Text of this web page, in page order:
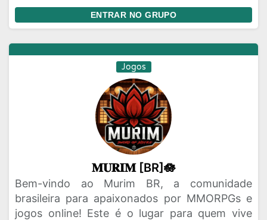
ENTRAR NO GRUPO
Jogos
𝐌𝐔𝐑𝐈𝐌 [BR]🪷
Bem-vindo ao Murim BR, a comunidade
brasileira para apaixonados por MMORPGs e
jogos online! Este é o lugar para quem vive